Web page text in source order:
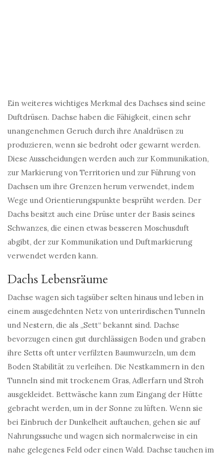
Ein weiteres wichtiges Merkmal des Dachses sind seine
Duftdrüsen. Dachse haben die Fähigkeit, einen sehr
unangenehmen Geruch durch ihre Analdrüsen zu
produzieren, wenn sie bedroht oder gewarnt werden.
Diese Ausscheidungen werden auch zur Kommunikation,
zur Markierung von Territorien und zur Führung von
Dachsen um ihre Grenzen herum verwendet, indem
Wege und Orientierungspunkte besprüht werden. Der
Dachs besitzt auch eine Drüse unter der Basis seines
Schwanzes, die einen etwas besseren Moschusduft
abgibt, der zur Kommunikation und Duftmarkierung
verwendet werden kann.
Dachs Lebensräume
Dachse wagen sich tagsüber selten hinaus und leben in
einem ausgedehnten Netz von unterirdischen Tunneln
und Nestern, die als „Sett“ bekannt sind. Dachse
bevorzugen einen gut durchlässigen Boden und graben
ihre Setts oft unter verfilzten Baumwurzeln, um dem
Boden Stabilität zu verleihen. Die Nestkammern in den
Tunneln sind mit trockenem Gras, Adlerfarn und Stroh
ausgekleidet. Bettwäsche kann zum Eingang der Hütte
gebracht werden, um in der Sonne zu lüften. Wenn sie
bei Einbruch der Dunkelheit auftauchen, gehen sie auf
Nahrungssuche und wagen sich normalerweise in ein
nahe gelegenes Feld oder einen Wald. Dachse tauchen im